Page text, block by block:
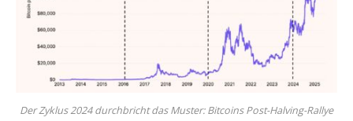
Der Zyklus 2024 durchbricht das Muster: Bitcoins Post-Halving-Rallye